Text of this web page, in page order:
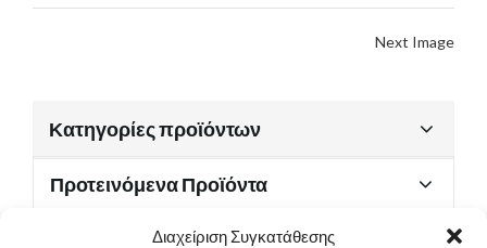
Διαχείριση Συγκατάθεσης
Next Image
Κατηγορίες προϊόντων
Προτεινόμενα Προϊόντα